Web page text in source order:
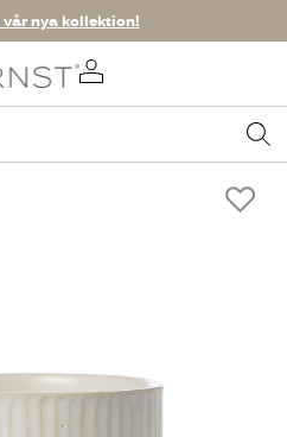
vår nya kollektion!